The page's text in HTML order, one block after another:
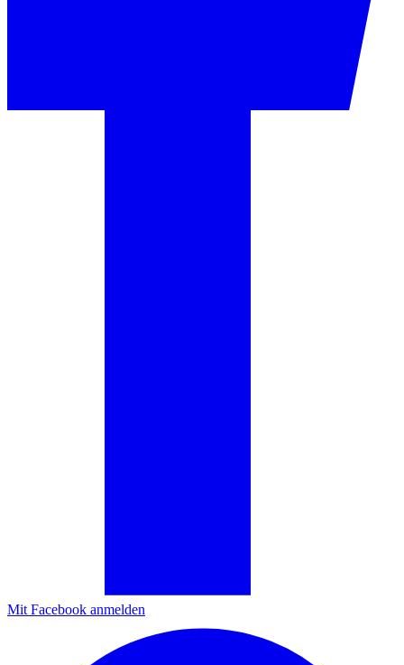
Mit Facebook anmelden